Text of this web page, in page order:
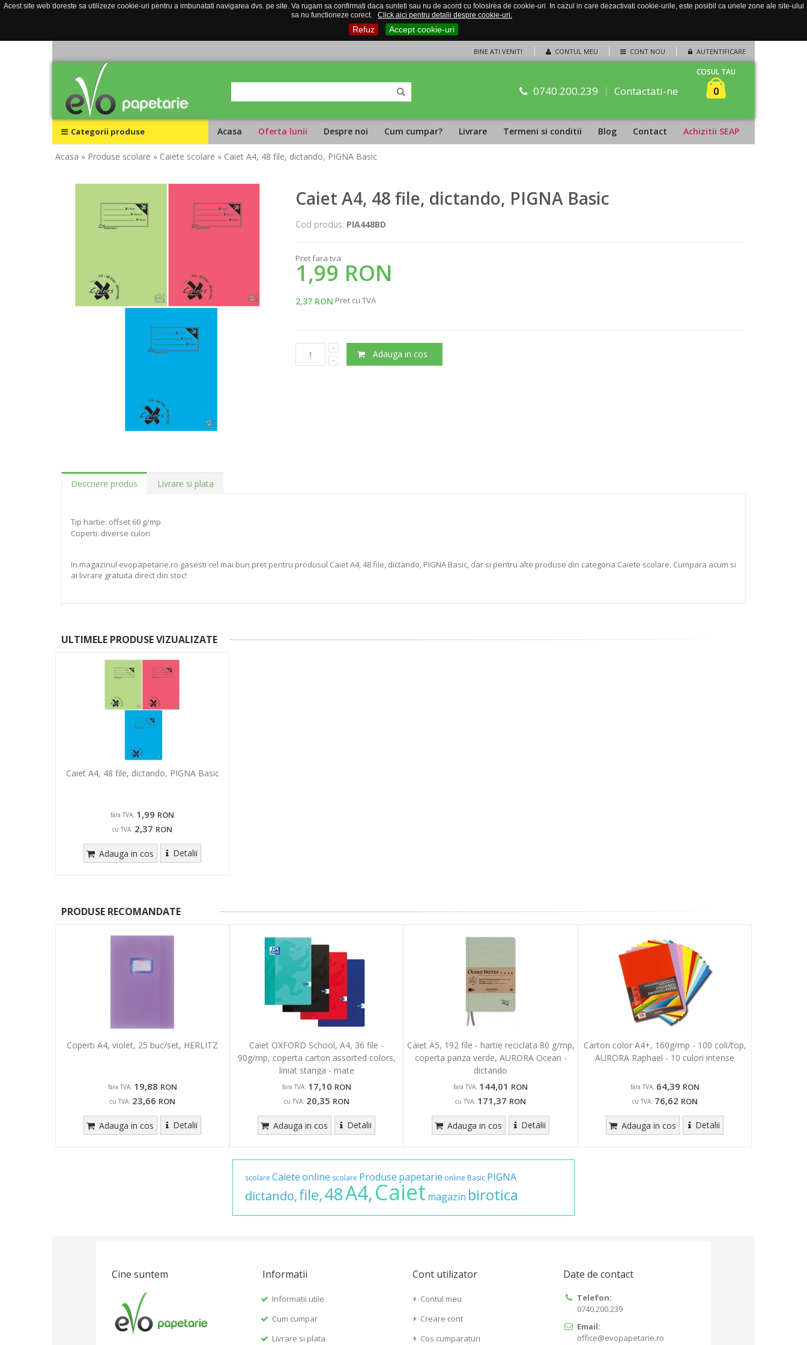
Acest site web doreste sa utilizeze cookie-uri pentru a imbunatati navigarea dvs. pe site. Va rugam sa confirmati daca sunteti sau nu de acord cu folosirea de cookie-uri. In cazul in care dezactivati cookie-urile, este posibil ca unele zone ale site-ului
sa nu functioneze corect.
Click aici pentru detalii despre cookie-uri.
Refuz Accept cookie-uri
CONTUL MEU CONT NOU AUTENTIFICARE
BINE ATI VENIT!
0740.200.239 Contactati-ne
COSUL TAU
0
Categorii produse Acasa Oferta lunii Despre noi Cum cumpar? Livrare Termeni si conditii Blog Contact Achizitii SEAP
Acasa » Produse scolare » Caiete scolare » Caiet A4, 48 file, dictando, PIGNA Basic
Caiet A4, 48 file, dictando, PIGNA Basic
Cod produs: PIA448BD
Pret fara tva
1,99 RON
2,37 RON Pret cu TVA
Adauga in cos
Descriere produs Livrare si plata
Tip hartie: offset 60 g/mp
Coperti: diverse culori
In magazinul evopapetarie.ro gasesti cel mai bun pret pentru produsul Caiet A4, 48 file, dictando, PIGNA Basic, dar si pentru alte produse din categoria Caiete scolare. Cumpara acum si
ai livrare gratuita direct din stoc!
ULTIMELE PRODUSE VIZUALIZATE
Caiet A4, 48 file, dictando, PIGNA Basic
fara TVA: 1,99 RON
cu TVA: 2,37 RON
Adauga in cos Detalii
PRODUSE RECOMANDATE
Coperti A4, violet, 25 buc/set, HERLITZ
fara TVA: 19,88 RON
cu TVA: 23,66 RON
Adauga in cos Detalii
Caiet OXFORD School, A4, 36 file -
90g/mp, coperta carton assorted colors,
liniat stanga - mate
fara TVA: 17,10 RON
cu TVA: 20,35 RON
Adauga in cos Detalii
Caiet A5, 192 file - hartie reciclata 80 g/mp,
coperta panza verde, AURORA Ocean -
dictando
fara TVA: 144,01 RON
cu TVA: 171,37 RON
Adauga in cos Detalii
Carton color A4+, 160g/mp - 100 coli/top,
AURORA Raphael - 10 culori intense
fara TVA: 64,39 RON
cu TVA: 76,62 RON
Adauga in cos Detalii
scolare Caieteonline scolare Produse papetarie online Basic PIGNA
dictando,file,48A4,Caiet magazin birotica
Cine suntem Informatii
Informatii utile
Cum cumpar
Livrare si plata
Cont utilizator
Contul meu
Creare cont
Cos cumparaturi
Date de contact
Telefon:
0740.200.239
Email:
office@evopapetarie.ro